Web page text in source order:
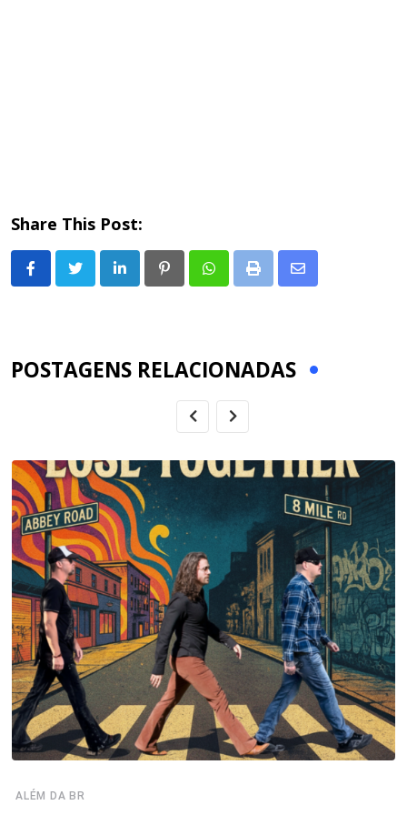
Share This Post:
LinkedIn PinterestWhatsappPrint
Share
POSTAGENS RELACIONADAS
ALÉM DA BR